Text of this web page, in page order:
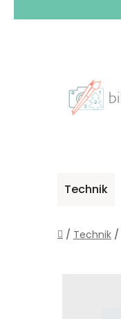
Technik
Startseite
/ Technik /